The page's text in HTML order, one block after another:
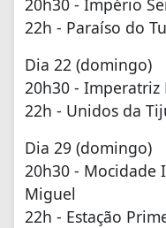
20h30 - Império
22h - Paraíso do
Dia 22 (domingo)
20h30 - Imperatriz
22h - Unidos da
Dia 29 (domingo)
20h30 - Mocidade
Miguel
22h - Estação